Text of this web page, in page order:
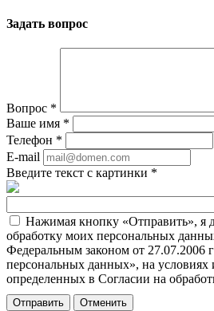
Задать вопрос
Вопрос *
Ваше имя *
Телефон *
E-mail
Введите текст с картинки *
Нажимая кнопку «Отправить», я
обработку моих персональных
Федеральным законом от
персональных данных», на условиях
определенных в Согласии на
Отменить